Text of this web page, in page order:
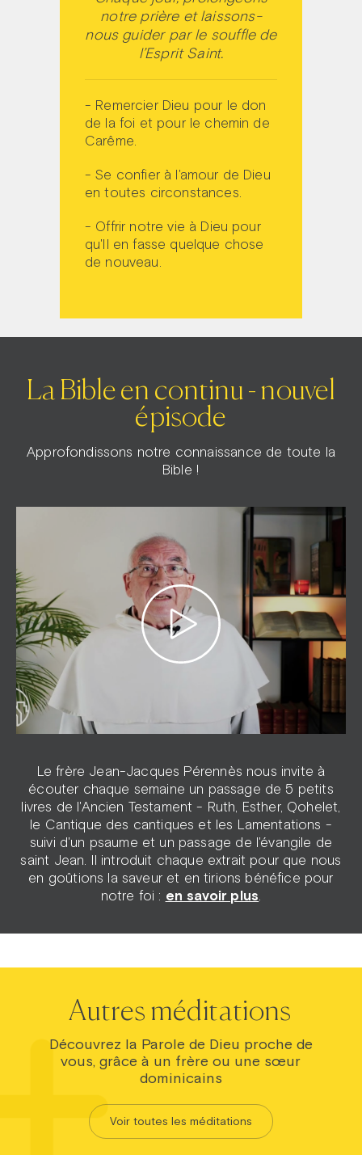
notre prière et laissons-
nous guider par le souffle de
l’Esprit Saint.
- Remercier Dieu pour le don
de la foi et pour le chemin de
Carême.
- Se confier à l'amour de Dieu
en toutes circonstances.
- Offrir notre vie à Dieu pour
qu'Il en fasse quelque chose
de nouveau.
La Bible en continu - nouvel
épisode
Approfondissons notre connaissance de toute la
Bible !
Le frère Jean-Jacques Pérennès nous invite à
écouter chaque semaine un passage de 5 petits
livres de l'Ancien Testament - Ruth, Esther, Qohelet,
le Cantique des cantiques et les Lamentations -
suivi d'un psaume et un passage de l'évangile de
saint Jean. Il introduit chaque extrait pour que nous
en goûtions la saveur et en tirions bénéfice pour
notre foi : en savoir plus.
Autres méditations
Découvrez la Parole de Dieu proche de
vous, grâce à un frère ou une sœur
dominicains
Voir toutes les méditations